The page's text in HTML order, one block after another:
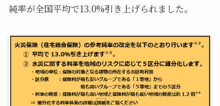
純率が全国平均で13.0%引き上げられました。